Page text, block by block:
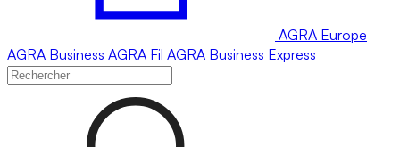
AGRA Europe
AGRA Business AGRA Fil AGRA Business Express